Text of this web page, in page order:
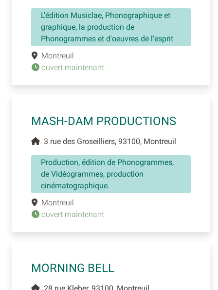
L'édition Musiclae, Phonographique et
graphique, la production de
Phonogrammes et d'oeuvres de l'esprit
Montreuil
ouvert maintenant
MASH-DAM PRODUCTIONS
3 rue des Groseilliers, 93100, Montreuil
Production, édition de Phonogrammes,
de Vidéogrammes, production
cinématographique.
Montreuil
ouvert maintenant
MORNING BELL